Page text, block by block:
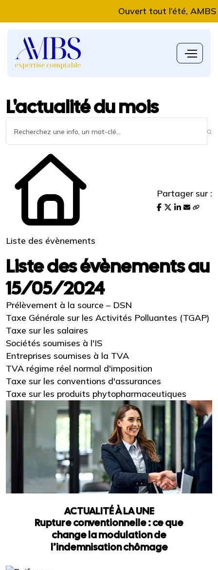
Ouvert tout l’été, AMBS
L'actualité du mois
Liste des évènements
Partager sur :
Liste des évènements au
15/05/2024
Prélèvement à la source – DSN
Taxe Générale sur les Activités Polluantes (TGAP)
Taxe sur les salaires
Sociétés soumises à l'IS
Entreprises soumises à la TVA
TVA régime réel normal d'imposition
Taxe sur les conventions d'assurances
Taxe sur les produits phytopharmaceutiques
ACTUALITÉ À LA UNE
Rupture conventionnelle : ce que
change la modulation de
l’indemnisation chômage